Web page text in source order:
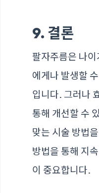
9. 결론
팔자주름은 나
에게나 발생할
입니다. 그러나
통해 개선할 수
맞는 시술 방법
방법을 통해 지
이 중요합니다.